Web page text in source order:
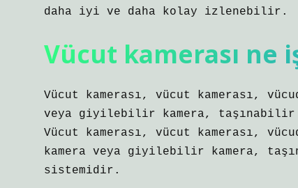
daha iyi ve daha kolay izlenebilir.
Vücut kamerası ne
Vücut kamerası, vücut kamerası,
veya giyilebilir kamera,
Vücut kamerası, vücut kamerası,
kamera veya giyilebilir kamera,
sistemidir.